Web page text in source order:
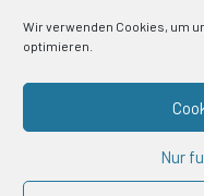
Impressum
Datenschutz
Wir verwenden Cookies, um
optimieren.
Nur